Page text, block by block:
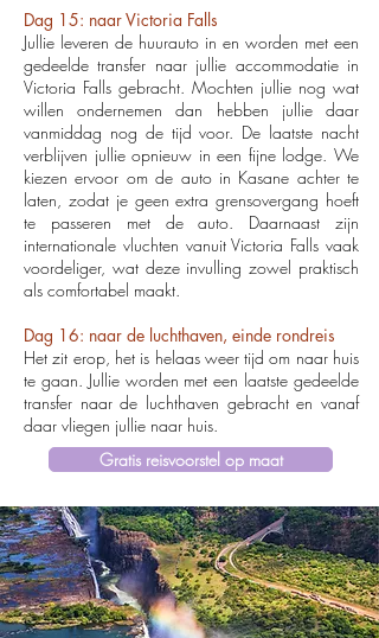
Dag 15: naar Victoria Falls
Jullie leveren de huurauto in en worden met een
gedeelde transfer naar jullie accommodatie in
Victoria Falls gebracht. Mochten jullie nog wat
willen ondernemen dan hebben jullie daar
vanmiddag nog de tijd voor. De laatste nacht
verblijven jullie opnieuw in een fijne lodge. We
kiezen ervoor om de auto in Kasane achter te
laten, zodat je geen extra grensovergang hoeft
te passeren met de auto. Daarnaast zijn
internationale vluchten vanuit Victoria Falls vaak
voordeliger, wat deze invulling zowel praktisch
als comfortabel maakt.
Dag 16: naar de luchthaven, einde rondreis
Het zit erop, het is helaas weer tijd om naar huis
te gaan. Jullie worden met een laatste gedeelde
transfer naar de luchthaven gebracht en vanaf
daar vliegen jullie naar huis.
Gratis reisvoorstel op maat